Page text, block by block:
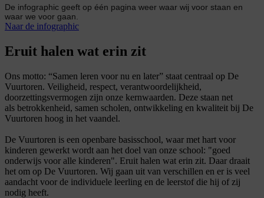
De infographic geeft op één pagina weer waar wij voor staan en
waar we voor gaan.
Naar de infographic
Eruit halen wat erin zit
Ons motto: “Samen leren voor nu en later” staat centraal op De
Vuurtoren. Veiligheid, respect, verantwoordelijkheid,
doorzettingsvermogen zijn onze kernwaarden. Deze staan net
als betrokkenheid, samen scholen, ontwikkeling en kwaliteit bij De
Vuurtoren hoog in het vaandel.
De Vuurtoren is een openbare basisschool, waar met hart voor
kinderen gewerkt wordt aan het doel van onze school: "goed
onderwijs voor alle kinderen". Eruit halen wat erin zit. Daar draait
het om op De Vuurtoren. Wij gaan uit van verschillen en er is veel
aandacht voor de individuele leerling en de leerstof die hij of zij
nodig heeft.